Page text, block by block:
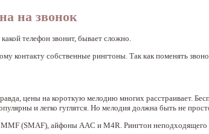
на звонок
телефон звонит, бывает сложно.
контакту собственные рингтоны. Так как поменять
цены на короткую мелодию многих расстраивает.
и легко гуглятся. Но мелодия должна быть не
(SMAF), айфоны AAC и M4R. Рингтон неподходящего